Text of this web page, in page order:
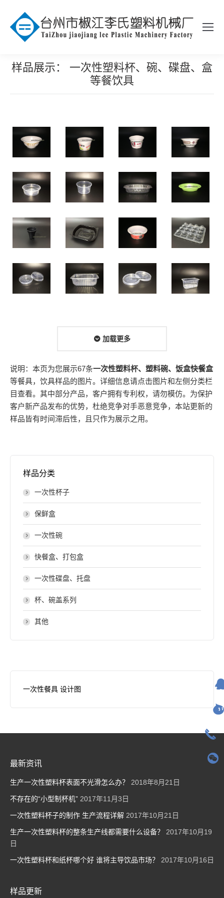
样品展示： 一次性塑料杯、碗、碟盘、盒
等餐饮具
加载更多
说明：本页为您展示67条一次性塑料杯、塑料碗、饭盒快餐盒
等餐具，饮具样品的图片。详细信息请点击图片和左侧分类栏
目查看。其中部分产品，客户拥有专利权，请勿模仿。为保护
客户新产品发布的优势，杜绝竞争对手恶意竞争，本站更新的
样品皆有时间滞后性，且只作为展示之用。
样品分类
一次性杯子
保鲜盒
一次性碗
快餐盒、打包盒
一次性碟盘、托盘
杯、碗盖系列
其他
一次性餐具 设计图
最新资讯
生产一次性塑料杯表面不光滑怎么办？ 2018年8月21日
不存在的“小型制杯机” 2017年11月3日
一次性塑料杯子的制作 生产流程详解 2017年10月21日
生产一次性塑料杯的整条生产线都需要什么设备？
2017年10月19
日
一次性塑料杯和纸杯哪个好 谁将主导饮品市场？ 2017年10月16日
样品更新